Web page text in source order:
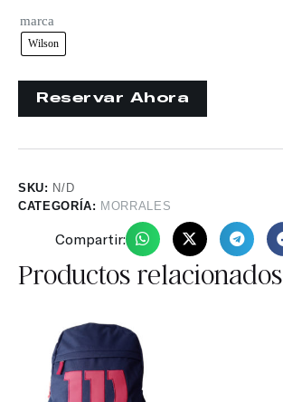
marca
Wilson
SKU: N/D
CATEGORÍA: MORRALES
Compartir:
Productos relacionados